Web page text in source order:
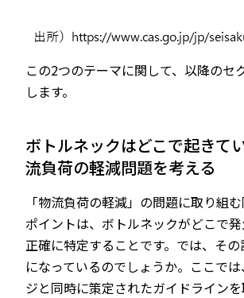
この2つのテーマに関して、以降のセ
します。
ボトルネックはどこで起きて
流負荷の軽減問題を考える
「物流負荷の軽減」の問題に取り組
ポイントは、ボトルネックがどこで
正確に特定することです。では、そ
になっているのでしょうか。ここで
ジと同時に策定されたガイドライン